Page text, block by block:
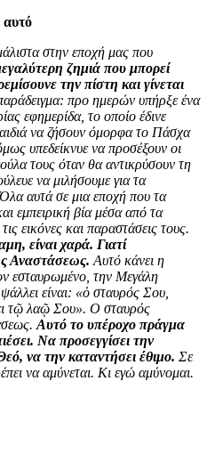
αυτό
στην εποχή μας που
ζημιά που μπορεί
την πίστη και γίνεται
προ ημερών υπήρξε ένα
εφημερίδα, το οποίο έδινε
να ζήσουν όμορφα το Πάσχα
υπεδείκνυε να προσέξουν οι
τους όταν θα αντικρύσουν τη
να μιλήσουμε για τα
αυτά σε μια εποχή που τα
εμπειρική βία μέσα από τα
εικόνες και παραστάσεις τους.
είναι χαρά. Γιατί
Αναστάσεως. Αυτό κάνει η
εσταυρωμένο, την Μεγάλη
είναι: «ὁ σταυρός Σου,
τῷ λαῷ Σου». Ο σταυρός
Αυτό το υπέροχο πράγμα
Να προσεγγίσει την
να την καταντήσει έθιμο. Σε
να αμύνεται. Κι εγώ αμύνομαι.